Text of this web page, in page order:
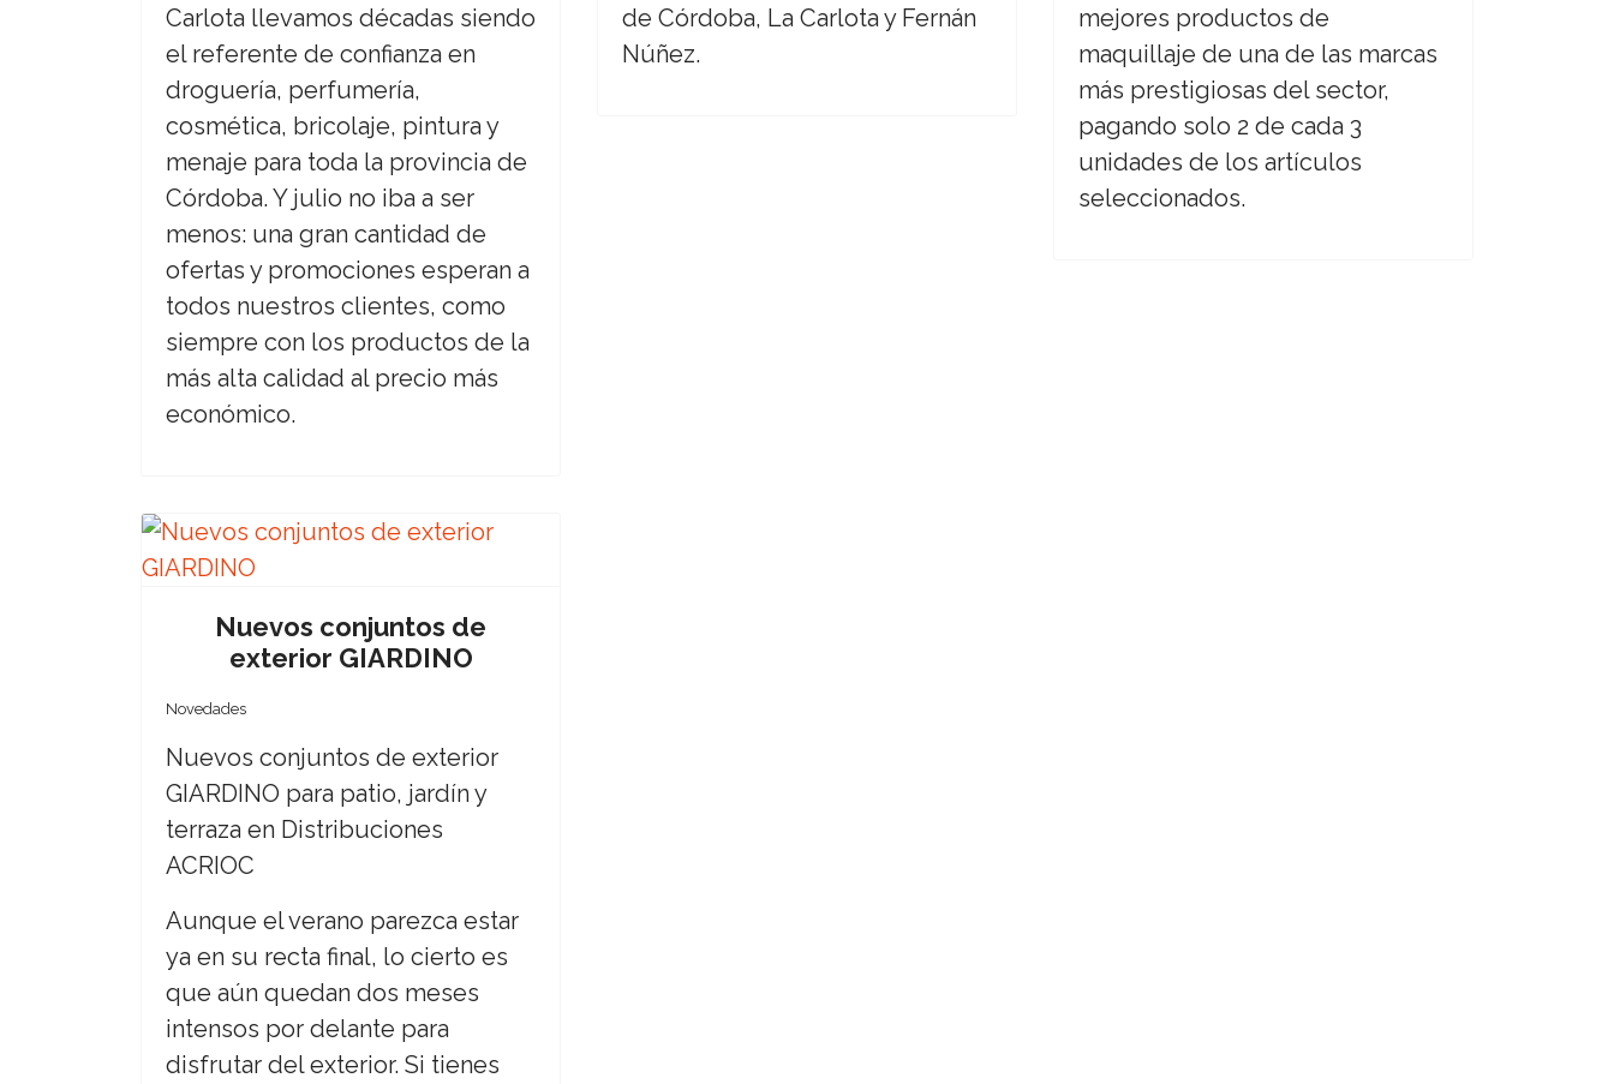
Carlota llevamos décadas siendo
el referente de confianza en
droguería, perfumería,
cosmética, bricolaje, pintura y
menaje para toda la provincia de
Córdoba. Y julio no iba a ser
menos: una gran cantidad de
ofertas y promociones esperan a
todos nuestros clientes, como
siempre con los productos de la
más alta calidad al precio más
económico.
de Córdoba, La Carlota y Fernán
Núñez.
mejores productos de
maquillaje de una de las marcas
más prestigiosas del sector,
pagando solo 2 de cada 3
unidades de los artículos
seleccionados.
Nuevos conjuntos de
exterior GIARDINO
Novedades
Nuevos conjuntos de exterior
GIARDINO para patio, jardín y
terraza en Distribuciones
ACRIOC
Aunque el verano parezca estar
ya en su recta final, lo cierto es
que aún quedan dos meses
intensos por delante para
disfrutar del exterior. Si tienes